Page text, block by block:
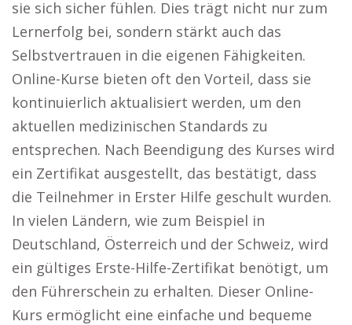
sie sich sicher fühlen. Dies trägt nicht nur zum
Lernerfolg bei, sondern stärkt auch das
Selbstvertrauen in die eigenen Fähigkeiten.
Online-Kurse bieten oft den Vorteil, dass sie
kontinuierlich aktualisiert werden, um den
aktuellen medizinischen Standards zu
entsprechen. Nach Beendigung des Kurses wird
ein Zertifikat ausgestellt, das bestätigt, dass
die Teilnehmer in Erster Hilfe geschult wurden.
In vielen Ländern, wie zum Beispiel in
Deutschland, Österreich und der Schweiz, wird
ein gültiges Erste-Hilfe-Zertifikat benötigt, um
den Führerschein zu erhalten. Dieser Online-
Kurs ermöglicht eine einfache und bequeme